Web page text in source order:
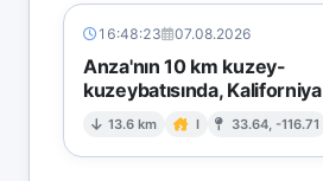
16:48:23 07.08.2026
Anza'nın 10 km kuzey-
kuzeybatısında, Kaliforniya
13.6 km I 33.64, -116.71